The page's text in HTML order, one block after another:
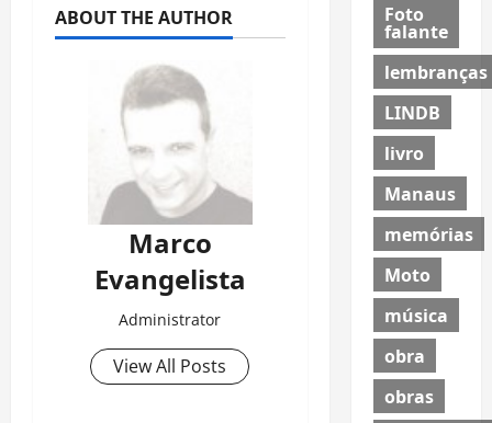
ABOUT THE AUTHOR
Marco
Evangelista
Administrator
View All Posts
Foto
falante
lembranças
LINDB
livro
Manaus
memórias
Moto
música
obra
obras